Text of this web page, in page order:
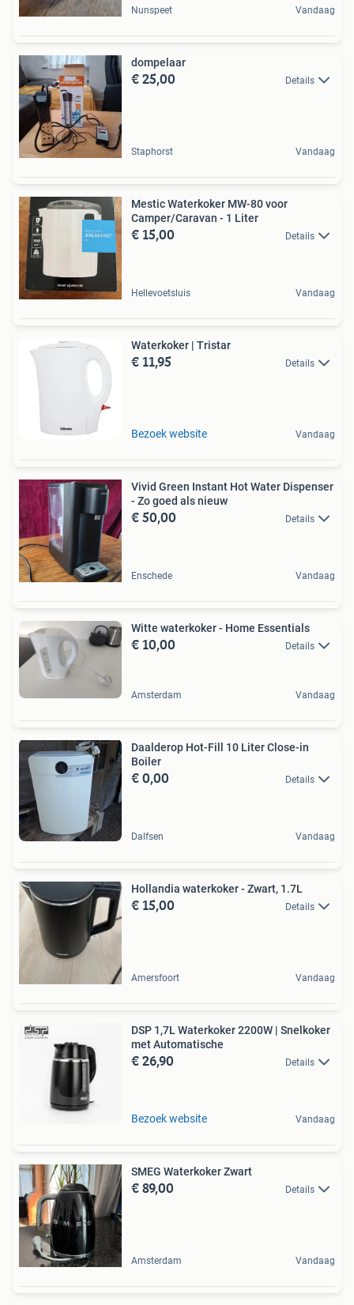
Nunspeet Vandaag
dompelaar
€ 25,00 Details
Staphorst Vandaag
Mestic Waterkoker MW-80 voor
Camper/Caravan - 1 Liter
€ 15,00 Details
Hellevoetsluis Vandaag
Waterkoker | Tristar
€ 11,95 Details
Bezoek website Vandaag
Vivid Green Instant Hot Water Dispenser
- Zo goed als nieuw
€ 50,00 Details
Enschede Vandaag
Witte waterkoker - Home Essentials
€ 10,00 Details
Amsterdam Vandaag
Daalderop Hot-Fill 10 Liter Close-in
Boiler
€ 0,00 Details
Dalfsen Vandaag
Hollandia waterkoker - Zwart, 1.7L
€ 15,00 Details
Amersfoort Vandaag
DSP 1,7L Waterkoker 2200W | Snelkoker
met Automatische
€ 26,90 Details
Bezoek website Vandaag
SMEG Waterkoker Zwart
€ 89,00 Details
Amsterdam Vandaag